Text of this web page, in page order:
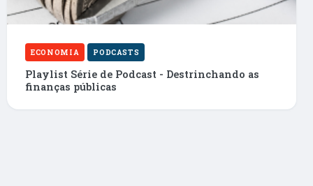
ECONOMIA PODCASTS
Playlist Série de Podcast - Destrinchando as
finanças públicas